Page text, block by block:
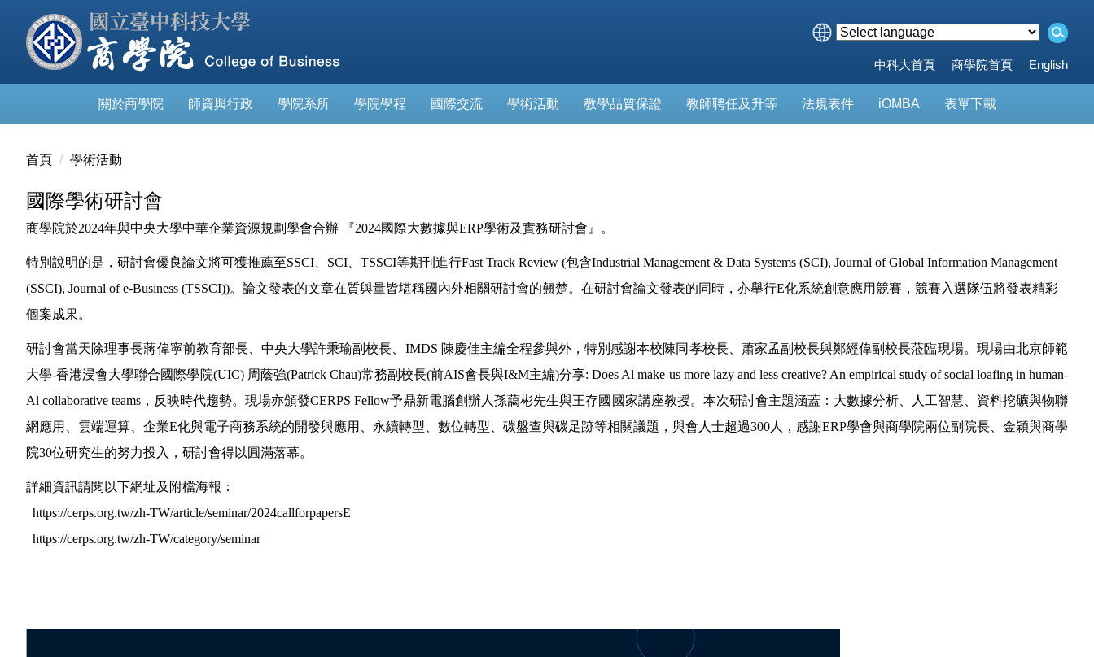
中科大首頁 商學院首頁 English
關於商學院 師資與行政 學院系所 學院學程 國際交流 學術活動 教學品質保證 教師聘任及升等 法規表件 iOMBA 表單下載
首頁 學術活動
國際學術研討會
商學院於2024年與中央大學中華企業資源規劃學會合辦 『2024國際大數據與ERP學術及實務研討會』。
特別說明的是，研討會優良論文將可獲推薦至SSCI、SCI、TSSCI等期刊進行Fast Track Review (包含Industrial Management & Data Systems (SCI), Journal of Global Information Management
(SSCI), Journal of e-Business (TSSCI))。論文發表的文章在質與量皆堪稱國內外相關研討會的翹楚。在研討會論文發表的同時，亦舉行E化系統創意應用競賽，競賽入選隊伍將發表精彩
個案成果。
研討會當天除理事長蔣偉寧前教育部長、中央大學許秉瑜副校長、IMDS 陳慶佳主編全程參與外，特別感謝本校陳同孝校長、蕭家孟副校長與鄭經偉副校長蒞臨現場。現場由北京師範
大學-香港浸會大學聯合國際學院(UIC) 周蔭強(Patrick Chau)常務副校長(前AIS會長與I&M主編)分享: Does Al make us more lazy and less creative? An empirical study of social loafing in human-
Al collaborative teams，反映時代趨勢。現場亦頒發CERPS Fellow予鼎新電腦創辦人孫藹彬先生與王存國國家講座教授。本次研討會主題涵蓋：大數據分析、人工智慧、資料挖礦與物聯
網應用、雲端運算、企業E化與電子商務系統的開發與應用、永續轉型、數位轉型、碳盤查與碳足跡等相關議題，與會人士超過300人，感謝ERP學會與商學院兩位副院長、金穎與商學
院30位研究生的努力投入，研討會得以圓滿落幕。
詳細資訊請閱以下網址及附檔海報：
https://cerps.org.tw/zh-TW/article/seminar/2024callforpapersE
https://cerps.org.tw/zh-TW/category/seminar